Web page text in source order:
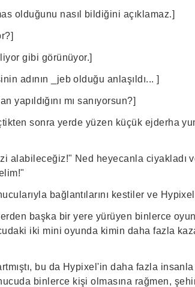
olduğunu nasıl bildiğini açıklamaz.]
gibi görünüyor.]
adının _jeb olduğu anlaşıldı... ]
yapıldığını mı sanıyorsun?]
sonra yerde yüzen küçük ejderha
alabileceğiz!" Ned heyecanla ciyakladı
bağlantılarını kestiler ve
başka bir yere yürüyen binlerce
iki mini oyunda kimin daha fazla
bu da Hypixel'in daha fazla
binlerce kişi olmasına rağmen,